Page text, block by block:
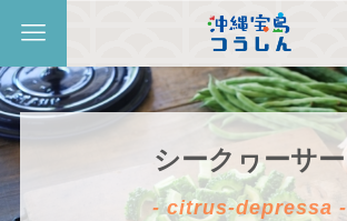
シークヮーサー
- citrus-depressa -